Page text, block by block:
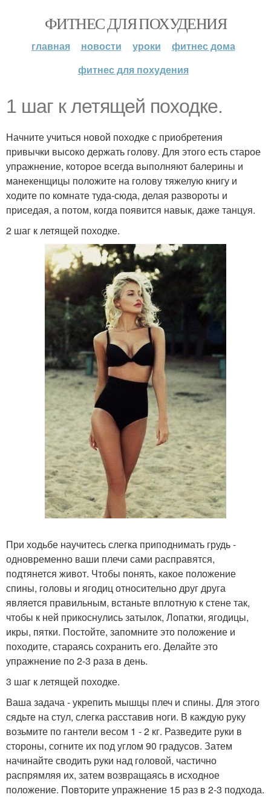
ФИТНЕС ДЛЯ ПОХУДЕНИЯ
главная новости уроки
фитнес дома
фитнес для похудения
1 шаг к летящей походке.
Начните учиться новой походке с приобретения
привычки высоко держать голову. Для этого есть старое
упражнение, которое всегда выполняют балерины и
манекенщицы положите на голову тяжелую книгу и
ходите по комнате туда-сюда, делая развороты и
приседая, а потом, когда появится навык, даже танцуя.
2 шаг к летящей походке.
При ходьбе научитесь слегка приподнимать грудь -
одновременно ваши плечи сами расправятся,
подтянется живот. Чтобы понять, какое положение
спины, головы и ягодиц относительно друг друга
является правильным, встаньте вплотную к стене так,
чтобы к ней прикоснулись затылок, Лопатки, ягодицы,
икры, пятки. Постойте, запомните это положение и
походите, стараясь сохранить его. Делайте это
упражнение по 2-3 раза в день.
3 шаг к летящей походке.
Ваша задача - укрепить мышцы плеч и спины. Для этого
сядьте на стул, слегка расставив ноги. В каждую руку
возьмите по гантели весом 1 - 2 кг. Разведите руки в
стороны, согните их под углом 90 градусов. Затем
начинайте сводить руки над головой, частично
распрямляя их, затем возвращаясь в исходное
положение. Повторите упражнение 15 раз в 2-3 подхода.